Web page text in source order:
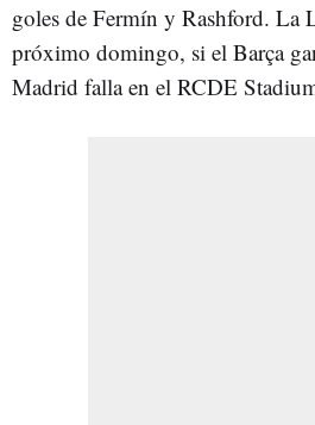
goles de Fermín y Rashford. La
próximo domingo, si el Barça
Madrid falla en el RCDE